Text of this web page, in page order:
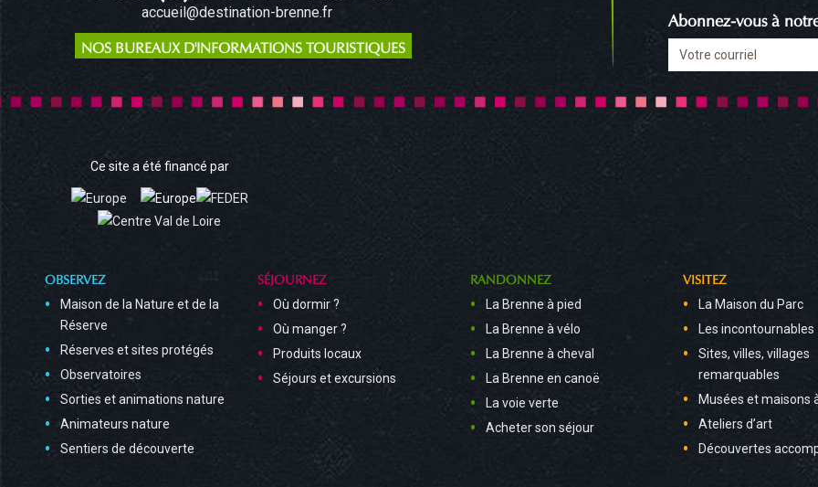
accueil@destination-brenne.fr
NOS BUREAUX D'INFORMATIONS TOURISTIQUES
Abonnez-vous à
Ce site a été financé par
OBSERVEZ
Maison de la Nature et de la
Réserve
Réserves et sites protégés
Observatoires
Sorties et animations nature
Animateurs nature
Sentiers de découverte
SÉJOURNEZ
Où dormir ?
Où manger ?
Produits locaux
Séjours et excursions
RANDONNEZ
La Brenne à pied
La Brenne à vélo
La Brenne à cheval
La Brenne en canoë
La voie verte
Acheter son séjour
VISITEZ
La Maison du Parc
Les incontournables
Sites, villes, villages
remarquables
Musées et maisons
Ateliers d’art
Découvertes